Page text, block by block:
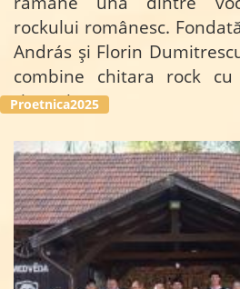
rockului românesc.
András și Florin
combine chitara rock
ritmuri...
Proetnica2025